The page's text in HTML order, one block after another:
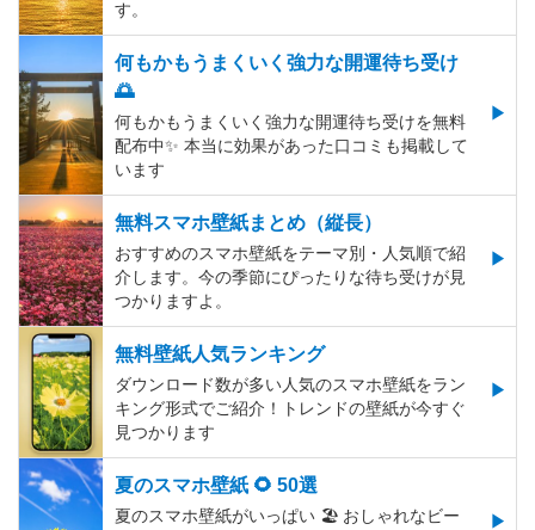
す。
何もかもうまくいく強力な開運待ち受け
🌅
何もかもうまくいく強力な開運待ち受けを無料
配布中✨️ 本当に効果があった口コミも掲載して
います
無料スマホ壁紙まとめ（縦長）
おすすめのスマホ壁紙をテーマ別・人気順で紹
介します。今の季節にぴったりな待ち受けが見
つかりますよ。
無料壁紙人気ランキング
ダウンロード数が多い人気のスマホ壁紙をラン
キング形式でご紹介！トレンドの壁紙が今すぐ
見つかります
夏のスマホ壁紙 🌻 50選
夏のスマホ壁紙がいっぱい 🏖 おしゃれなビー